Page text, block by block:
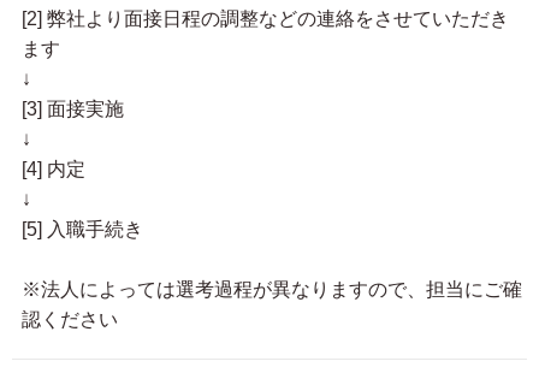
[2] 弊社より面接日程の調整などの連絡をさせていただき
ます
↓
[3] 面接実施
↓
[4] 内定
↓
[5] 入職手続き
※法人によっては選考過程が異なりますので、担当にご確
認ください